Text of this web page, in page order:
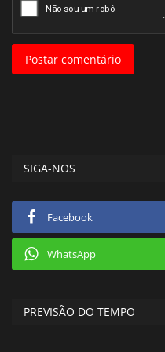
Postar comentário
SIGA-NOS
Facebook
WhatsApp
PREVISÃO DO TEMPO